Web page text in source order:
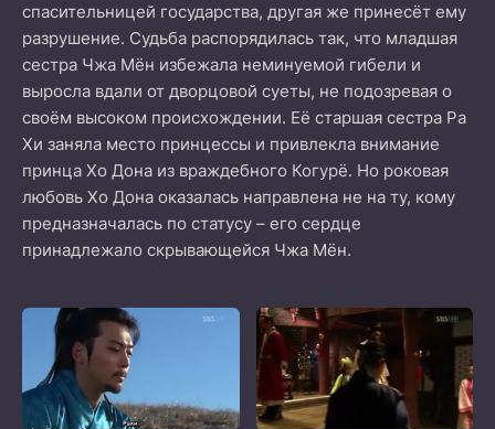
спасительницей государства, другая же принесёт ему
разрушение. Судьба распорядилась так, что младшая
сестра Чжа Мён избежала неминуемой гибели и
выросла вдали от дворцовой суеты, не подозревая о
своём высоком происхождении. Её старшая сестра Ра
Хи заняла место принцессы и привлекла внимание
принца Хо Дона из враждебного Когурё. Но роковая
любовь Хо Дона оказалась направлена не на ту, кому
предназначалась по статусу – его сердце
принадлежало скрывающейся Чжа Мён.